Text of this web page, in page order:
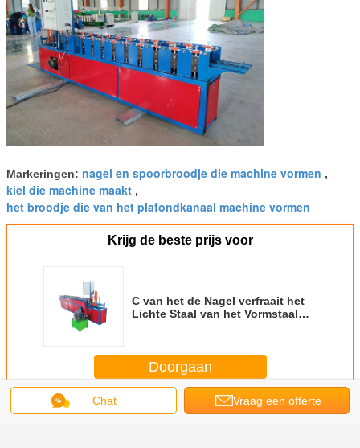
Markeringen: nagel en spoorbroodje die machine vormen ,
kiel die machine maakt ,
het broodje die van het plafondkanaal machine vormen
Krijg de beste prijs voor
C van het de Nagel verfraait het
Lichte Staal van het Vormstaal
Doorgaan
MeerHet lichte broodje die van de staalkiel machine vormen
Chat Vraag een offerte